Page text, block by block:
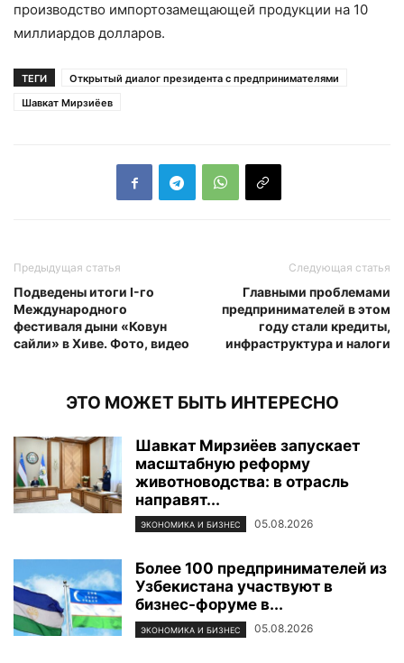
производство импортозамещающей продукции на 10
миллиардов долларов.
ТЕГИ
Открытый диалог президента с предпринимателями
Шавкат Мирзиёев
Предыдущая статья
Подведены итоги I-го
Международного
фестиваля дыни «Ковун
сайли» в Хиве. Фото, видео
Следующая статья
Главными проблемами
предпринимателей в этом
году стали кредиты,
инфраструктура и налоги
ЭТО МОЖЕТ БЫТЬ ИНТЕРЕСНО
Шавкат Мирзиёев запускает
масштабную реформу
животноводства: в отрасль
направят...
ЭКОНОМИКА И БИЗНЕС 05.08.2026
Более 100 предпринимателей из
Узбекистана участвуют в
бизнес-форуме в...
ЭКОНОМИКА И БИЗНЕС 05.08.2026